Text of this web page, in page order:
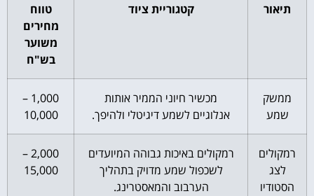
תיאור קטגוריית ציוד
טווח
מחירים
משוער
בש"ח
ממשק
שמע
מכשיר חיוני הממיר אותות
אנלוגיים לשמע דיגיטלי ולהיפך.
1,000 –
10,000
רמקולים
לצג
הסטודיו
רמקולים באיכות גבוהה המיועדים
לשכפול שמע מדויק בתהליך
הערבוב והמאסטרינג.
2,000 –
15,000